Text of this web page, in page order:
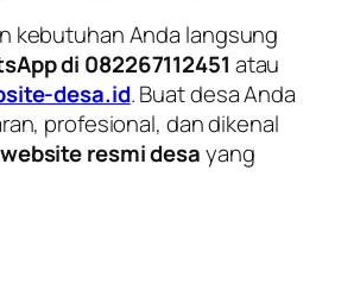
kebutuhan Anda langsung
di 082267112451 atau
desa.id. Buat desa Anda
profesional, dan dikenal
website resmi desayang